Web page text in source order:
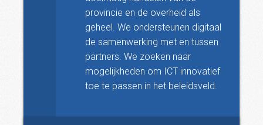
provincie en de overheid als
geheel. We ondersteunen digitaal
de samenwerking met en tussen
partners. We zoeken naar
mogelijkheden om ICT innovatief
toe te passen in het beleidsveld.